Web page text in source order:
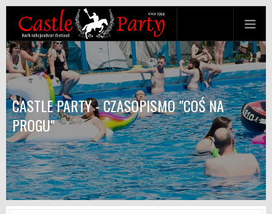
CASTLE PARTY - CZASOPISMO "COŚ NA
PROGU"